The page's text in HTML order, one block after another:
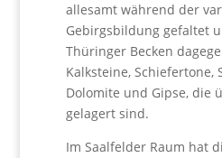
allesamt während der
Gebirgsbildung gefaltet
Thüringer Becken
Kalksteine, Schiefertone,
Dolomite und Gipse, die
gelagert sind.
Im Saalfelder Raum hat